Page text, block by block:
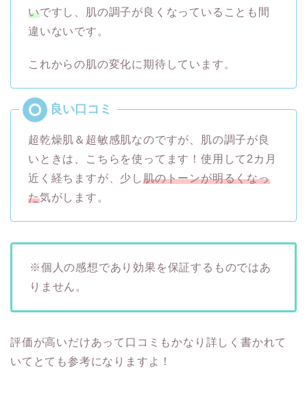
いですし、肌の調子が良くなっていることも間
違いないです。
これからの肌の変化に期待しています。
超乾燥肌＆超敏感肌なのですが、肌の調子が良
いときは、こちらを使ってます！使用して2カ月
近く経ちますが、少し肌のトーンが明るくなっ
た気がします。
※個人の感想であり効果を保証するものではあ
りません。
評価が高いだけあって口コミもかなり詳しく書かれて
いてとても参考になりますよ！